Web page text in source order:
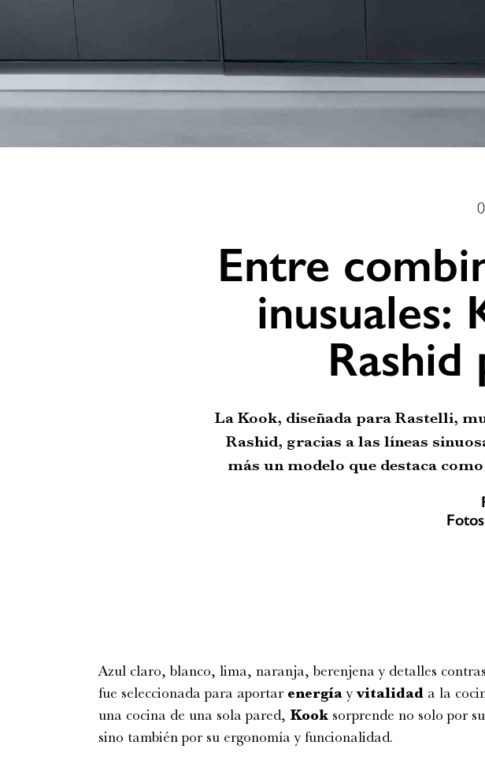
Entre
inusuales:
Rashid
La Kook, diseñada para Rastelli,
Rashid, gracias a las líneas
más un modelo que destaca
Azul claro, blanco, lima, naranja, berenjena y detalles
fue seleccionada para aportar energíayvitalidad a la
una cocina de una sola pared, Kook sorprende no solo por
sino también por su ergonomía y funcionalidad.